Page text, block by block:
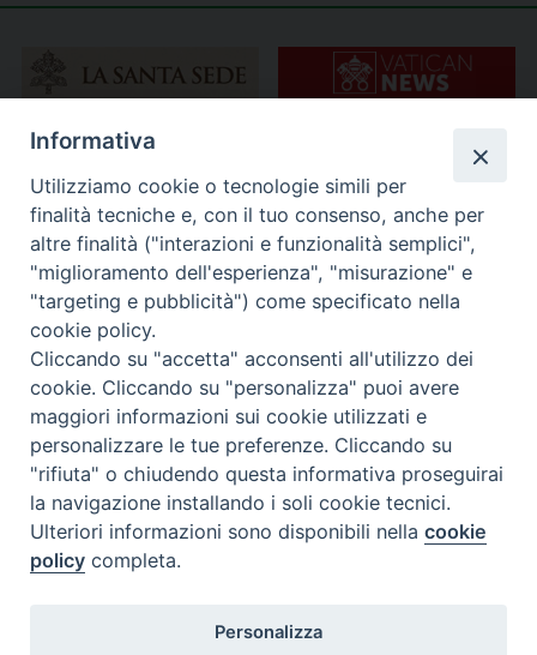
Informativa
Utilizziamo cookie o tecnologie simili per
finalità tecniche e, con il tuo consenso, anche per
altre finalità ("interazioni e funzionalità semplici",
"miglioramento dell'esperienza", "misurazione" e
"targeting e pubblicità") come specificato nella
cookie policy.
Cliccando su "accetta" acconsenti all'utilizzo dei
cookie. Cliccando su "personalizza" puoi avere
maggiori informazioni sui cookie utilizzati e
personalizzare le tue preferenze. Cliccando su
"rifiuta" o chiudendo questa informativa proseguirai
la navigazione installando i soli cookie tecnici.
Ulteriori informazioni sono disponibili nellacookie
policy completa.
Personalizza